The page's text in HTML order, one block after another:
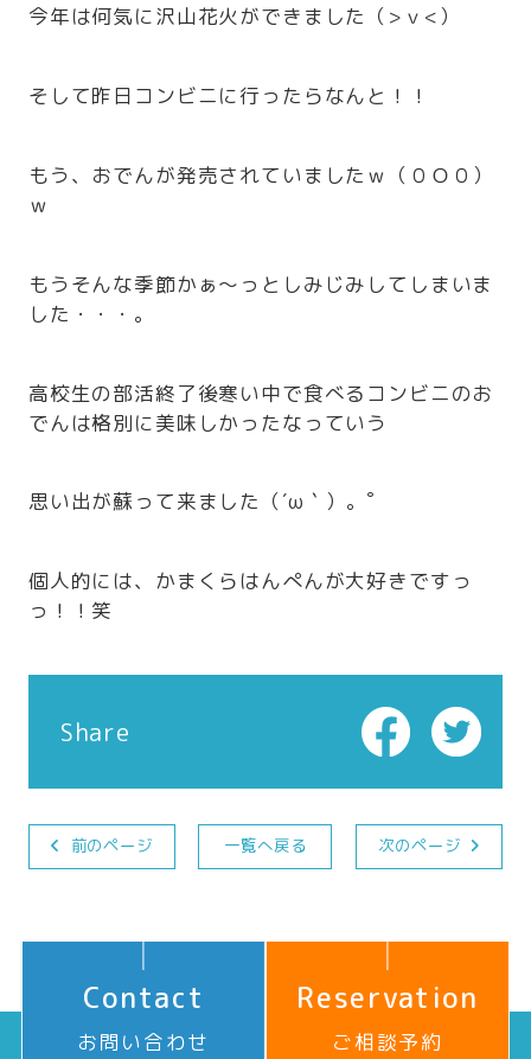
今年は何気に沢山花火ができました（>ｖ<）
そして昨日コンビニに行ったらなんと！！
もう、おでんが発売されていましたｗ（０Ｏ０）
ｗ
もうそんな季節かぁ～っとしみじみしてしまいま
した・・・。
高校生の部活終了後寒い中で食べるコンビニのお
でんは格別に美味しかったなっていう
思い出が蘇って来ました（´ω｀）。゜
個人的には、かまくらはんぺんが大好きですっ
っ！！笑
Share
前のページ 一覧へ戻る 次のページ
Contact
お問い合わせ
Reservation
ご相談予約